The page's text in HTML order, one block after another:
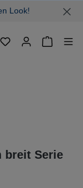
Look!
breit Serie